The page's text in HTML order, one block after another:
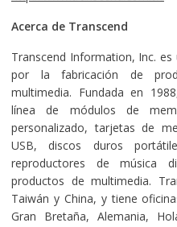
Acerca de Transcend
Transcend Information, Inc.
por la fabricación de
multimedia. Fundada en
línea de módulos de
personalizado, tarjetas de
USB, discos duros
reproductores de música
productos de multimedia.
Taiwán y China, y tiene
Gran Bretaña, Alemania,